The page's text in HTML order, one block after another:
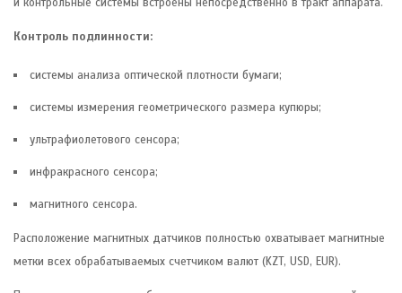
Контроль подлинности:
системы анализа оптической плотности бумаги;
системы измерения геометрического размера купюры;
ультрафиолетового сенсора;
инфракрасного сенсора;
магнитного сенсора.
Расположение магнитных датчиков полностью охватывает магнитные
метки всех обрабатываемых счетчиком валют (KZT, USD, EUR).